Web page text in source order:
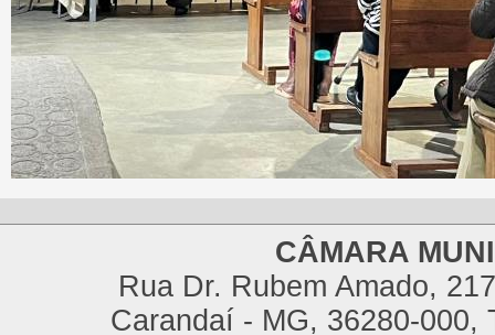
CÂMARA
Rua Dr. Rubem Amado,
Carandaí - MG, 36280-000,